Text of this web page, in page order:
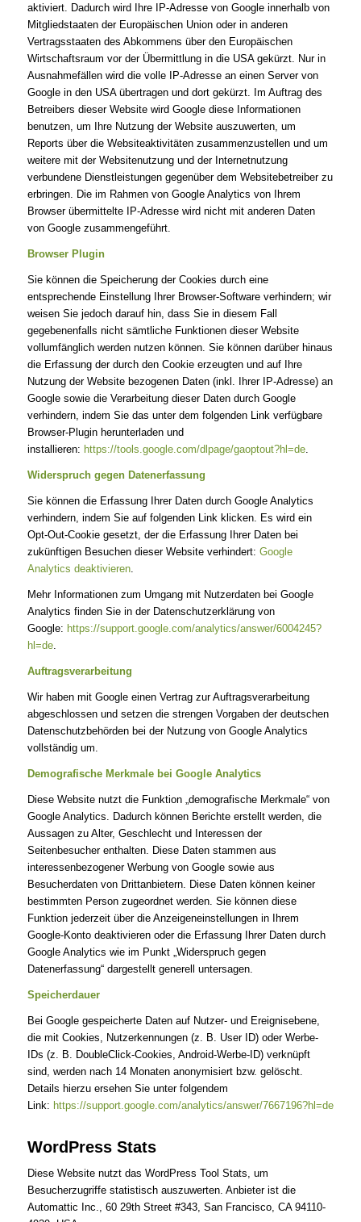
aktiviert. Dadurch wird Ihre IP-Adresse von Google innerhalb von
Mitgliedstaaten der Europäischen Union oder in anderen
Vertragsstaaten des Abkommens über den Europäischen
Wirtschaftsraum vor der Übermittlung in die USA gekürzt. Nur in
Ausnahmefällen wird die volle IP-Adresse an einen Server von
Google in den USA übertragen und dort gekürzt. Im Auftrag des
Betreibers dieser Website wird Google diese Informationen
benutzen, um Ihre Nutzung der Website auszuwerten, um
Reports über die Websiteaktivitäten zusammenzustellen und um
weitere mit der Websitenutzung und der Internetnutzung
verbundene Dienstleistungen gegenüber dem Websitebetreiber zu
erbringen. Die im Rahmen von Google Analytics von Ihrem
Browser übermittelte IP-Adresse wird nicht mit anderen Daten
von Google zusammengeführt.
Browser Plugin
Sie können die Speicherung der Cookies durch eine
entsprechende Einstellung Ihrer Browser-Software verhindern; wir
weisen Sie jedoch darauf hin, dass Sie in diesem Fall
gegebenenfalls nicht sämtliche Funktionen dieser Website
vollumfänglich werden nutzen können. Sie können darüber hinaus
die Erfassung der durch den Cookie erzeugten und auf Ihre
Nutzung der Website bezogenen Daten (inkl. Ihrer IP-Adresse) an
Google sowie die Verarbeitung dieser Daten durch Google
verhindern, indem Sie das unter dem folgenden Link verfügbare
Browser-Plugin herunterladen und
installieren: https://tools.google.com/dlpage/gaoptout?hl=de.
Widerspruch gegen Datenerfassung
Sie können die Erfassung Ihrer Daten durch Google Analytics
verhindern, indem Sie auf folgenden Link klicken. Es wird ein
Opt-Out-Cookie gesetzt, der die Erfassung Ihrer Daten bei
zukünftigen Besuchen dieser Website verhindert: Google
Analytics deaktivieren.
Mehr Informationen zum Umgang mit Nutzerdaten bei Google
Analytics finden Sie in der Datenschutzerklärung von
Google: https://support.google.com/analytics/answer/6004245?
hl=de.
Auftragsverarbeitung
Wir haben mit Google einen Vertrag zur Auftragsverarbeitung
abgeschlossen und setzen die strengen Vorgaben der deutschen
Datenschutzbehörden bei der Nutzung von Google Analytics
vollständig um.
Demografische Merkmale bei Google Analytics
Diese Website nutzt die Funktion „demografische Merkmale“ von
Google Analytics. Dadurch können Berichte erstellt werden, die
Aussagen zu Alter, Geschlecht und Interessen der
Seitenbesucher enthalten. Diese Daten stammen aus
interessenbezogener Werbung von Google sowie aus
Besucherdaten von Drittanbietern. Diese Daten können keiner
bestimmten Person zugeordnet werden. Sie können diese
Funktion jederzeit über die Anzeigeneinstellungen in Ihrem
Google-Konto deaktivieren oder die Erfassung Ihrer Daten durch
Google Analytics wie im Punkt „Widerspruch gegen
Datenerfassung“ dargestellt generell untersagen.
Speicherdauer
Bei Google gespeicherte Daten auf Nutzer- und Ereignisebene,
die mit Cookies, Nutzerkennungen (z. B. User ID) oder Werbe-
IDs (z. B. DoubleClick-Cookies, Android-Werbe-ID) verknüpft
sind, werden nach 14 Monaten anonymisiert bzw. gelöscht.
Details hierzu ersehen Sie unter folgendem
Link: https://support.google.com/analytics/answer/7667196?hl=de
WordPress Stats
Diese Website nutzt das WordPress Tool Stats, um
Besucherzugriffe statistisch auszuwerten. Anbieter ist die
Automattic Inc., 60 29th Street #343, San Francisco, CA 94110-